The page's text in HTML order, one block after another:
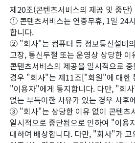
제20조(콘텐츠서비스의 제공 및 중단)
① 콘텐츠서비스는 연중무휴, 1일 24
합니다.
② "회사"는 컴퓨터 등 정보통신설비
고장, 통신두절 또는 운영상 상당한 이
콘텐츠서비스의 제공을 일시적으로
경우 "회사"는 제11조["회원"에 대한
"이용자"에게 통지합니다. 다만, "회
없는 부득이한 사유가 있는 경우 사후
③ "회사"는 상당한 이유 없이 콘텐츠
일시적으로 중단됨으로 인하여 "이용
대하여 배상합니다. 다만, "회사"가 고